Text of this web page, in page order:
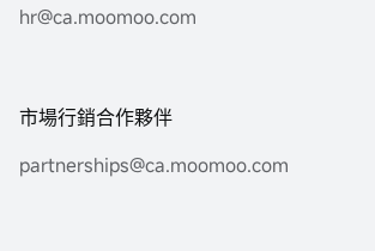
hr@ca.moomoo.com
市場行銷合作夥伴
partnerships@ca.moomoo.com